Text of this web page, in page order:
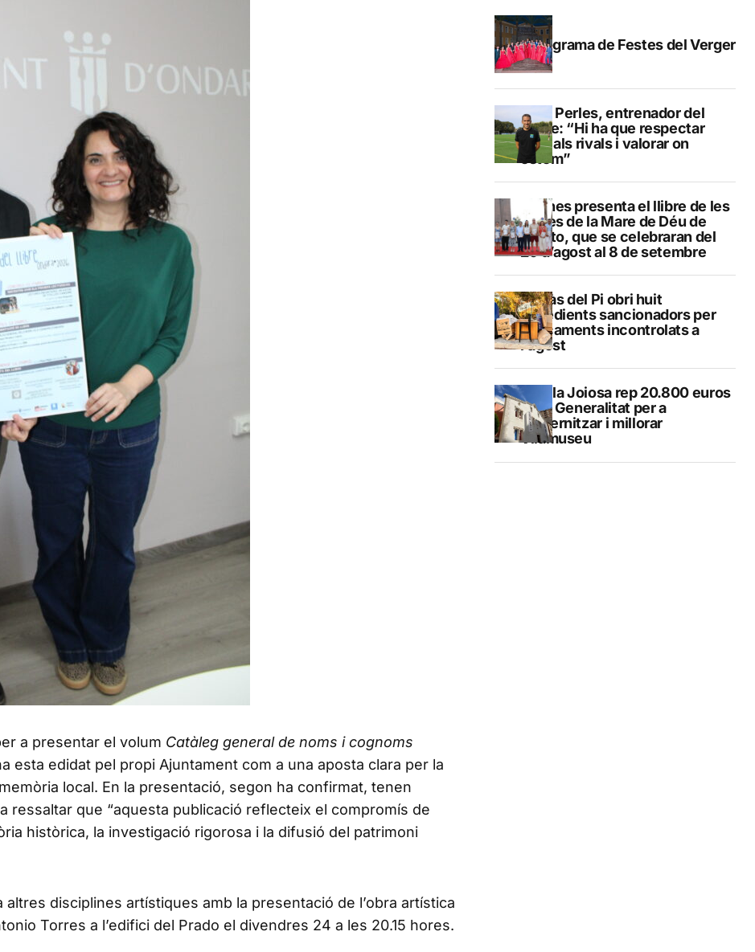
a presentar el volum Catàleg general de noms i cognoms
esta edidat pel propi Ajuntament com a una aposta clara per la
local. En la presentació, segon ha confirmat, tenen
ressaltar que “aquesta publicació reflecteix el compromís de
històrica, la investigació rigorosa i la difusió del patrimoni
disciplines artístiques amb la presentació de l’obra artística
Torres a l’edifici del Prado el divendres 24 a les 20.15 hores.
Programa de Festes del Verger
Pere Perles, entrenador del
Calpe: “Hi ha que respectar
molt als rivals i valorar on
estem”
Duanes presenta el llibre de les
festes de la Mare de Déu de
Loreto, que se celebraran del
29 d’agost al 8 de setembre
L’Alfàs del Pi obri huit
expedients sancionadors per
abocaments incontrolats a
l’agost
La Vila Joiosa rep 20.800 euros
de la Generalitat per a
modernitzar i millorar
Vilamuseu